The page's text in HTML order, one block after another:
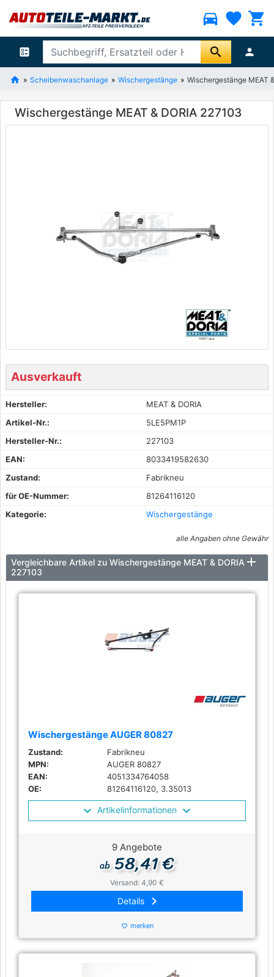
directions_car favorite shopping_cart
ballot search person
Scheibenwaschanlage Wischergestänge Wischergestänge MEAT
Wischergestänge MEAT & DORIA 227103
Ausverkauft
Hersteller:
MEAT & DORIA
Artikel-Nr.:
5LE5PM1P
Hersteller-Nr.:
227103
EAN:
8033419582630
Zustand:
Fabrikneu
für OE-Nummer:
81264116120
Kategorie:
Wischergestänge
alle Angaben ohne Gewähr
Vergleichbare Artikel zu Wischergestänge MEAT & DORIA
227103
Wischergestänge AUGER 80827
Zustand:
Fabrikneu
MPN:
AUGER 80827
EAN:
4051334764058
OE:
81264116120, 3.35013
Artikelinformationen
9 Angebote
ab58,41 €
Versand: 4,90 €
Details keyboard_arrow_right
favorite_border merken